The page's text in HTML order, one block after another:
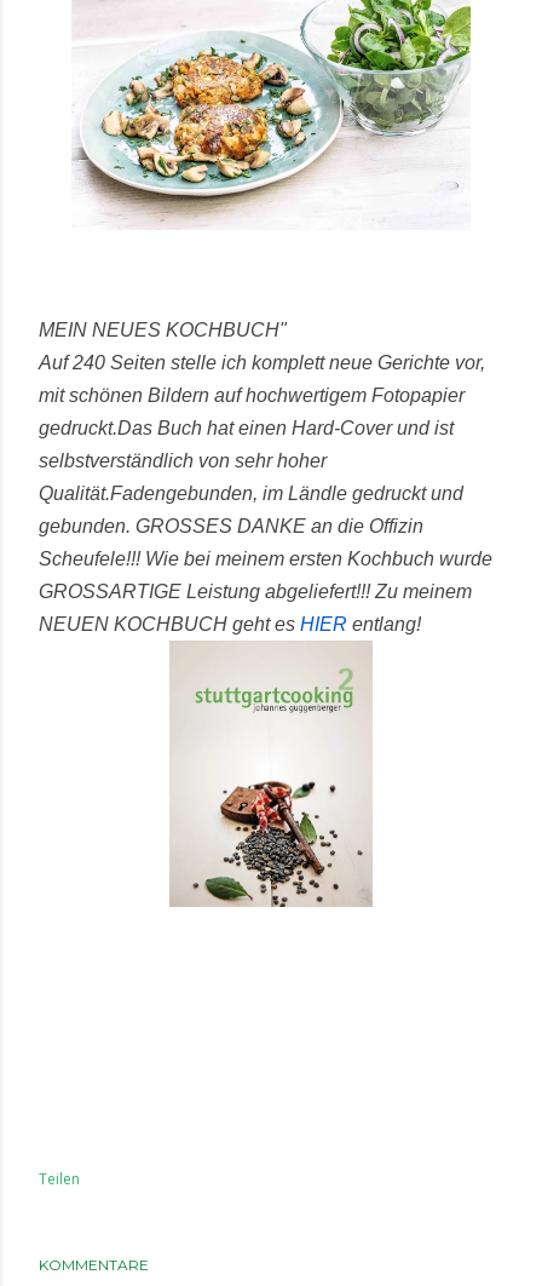
MEIN NEUES KOCHBUCH"
Auf 240 Seiten stelle ich komplett neue Gerichte vor,
mit schönen Bildern auf hochwertigem Fotopapier
gedruckt.Das Buch hat einen Hard-Cover und ist
selbstverständlich von sehr hoher
Qualität.Fadengebunden, im Ländle gedruckt und
gebunden. GROSSES DANKE an die Offizin
Scheufele!!! Wie bei meinem ersten Kochbuch wurde
GROSSARTIGE Leistung abgeliefert!!!Zu meinem
NEUEN KOCHBUCH geht es HIER entlang!
Teilen
KOMMENTARE